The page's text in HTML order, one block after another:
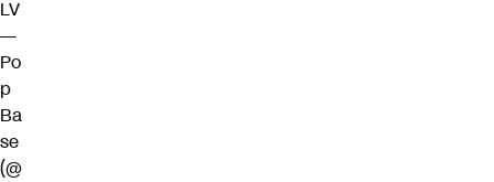
LV
—
Po
p
Ba
se
(@